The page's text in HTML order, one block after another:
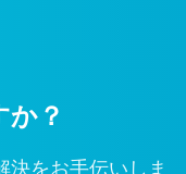
か？
決をお手伝いしま